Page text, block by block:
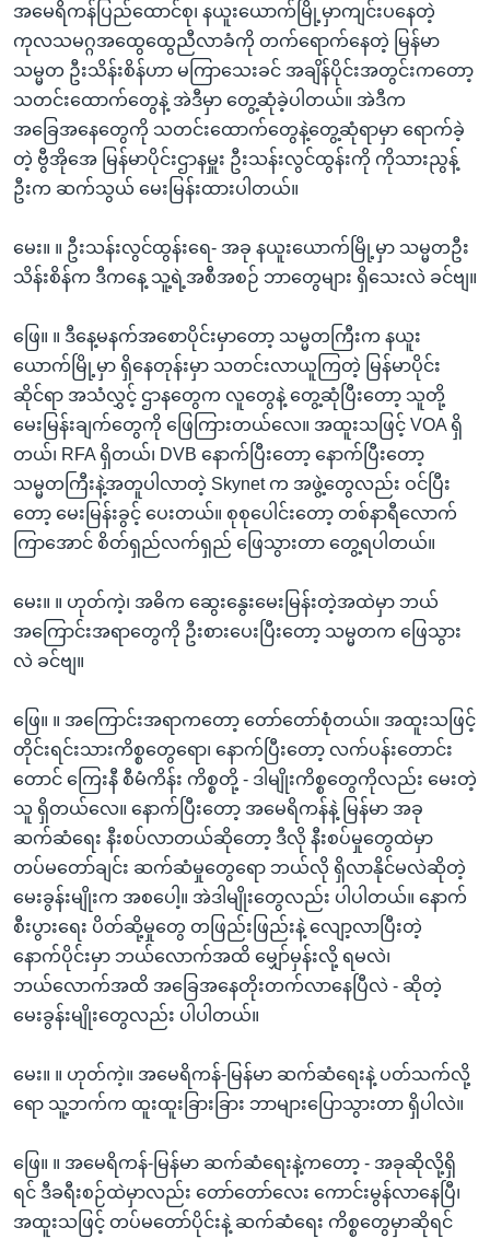
ရန်
နေရာ
သို့
ကျော်
ရန်
အမေရိကန်ပြည်ထောင်စု၊ နယူးယောက်မြို့မှာကျင်းပနေတဲ့
ကုလသမဂ္ဂအထွေထွေညီလာခံကို တက်ရောက်နေတဲ့ မြန်မာ
သမ္မတ ဦးသိန်းစိန်ဟာ မကြာသေးခင် အချိန်ပိုင်းအတွင်းကတော့
သတင်းထောက်တွေနဲ့ အဲဒီမှာ တွေ့ဆုံခဲ့ပါတယ်။ အဲဒီက
အခြေအနေတွေကို သတင်းထောက်တွေနဲ့တွေ့ဆုံရာမှာ ရောက်ခဲ့
တဲ့ ဗွီအိုအေ မြန်မာပိုင်းဌာနမှူး ဦးသန်းလွင်ထွန်းကို ကိုသားညွန့်
ဦးက ဆက်သွယ် မေးမြန်းထားပါတယ်။
မေး။ ။ ဦးသန်းလွင်ထွန်းရေ- အခု နယူးယောက်မြို့မှာ သမ္မတဦး
သိန်းစိန်က ဒီကနေ့ သူ့ရဲ့အစီအစဉ် ဘာတွေများ ရှိသေးလဲ ခင်ဗျ။
ဖြေ။ ။ ဒီနေ့မနက်အစောပိုင်းမှာတော့ သမ္မတကြီးက နယူး
ယောက်မြို့မှာ ရှိနေတုန်းမှာ သတင်းလာယူကြတဲ့ မြန်မာပိုင်း
ဆိုင်ရာ အသံလွှင့် ဌာနတွေက လူတွေနဲ့ တွေ့ဆုံပြီးတော့ သူတို့
မေးမြန်းချက်တွေကို ဖြေကြားတယ်လေ။ အထူးသဖြင့် VOA ရှိ
တယ်၊ RFA ရှိတယ်၊ DVB နောက်ပြီးတော့ နောက်ပြီးတော့
သမ္မတကြီးနဲ့အတူပါလာတဲ့ Skynet က အဖွဲ့တွေလည်း ဝင်ပြီး
တော့ မေးမြန်းခွင့် ပေးတယ်။ စုစုပေါင်းတော့ တစ်နာရီလောက်
ကြာအောင် စိတ်ရှည်လက်ရှည် ဖြေသွားတာ တွေ့ရပါတယ်။
မေး။ ။ ဟုတ်ကဲ့၊ အဓိက ဆွေးနွေးမေးမြန်းတဲ့အထဲမှာ ဘယ်
အကြောင်းအရာတွေကို ဦးစားပေးပြီးတော့ သမ္မတက ဖြေသွား
လဲ ခင်ဗျ။
ဖြေ။ ။ အကြောင်းအရာကတော့ တော်တော်စုံတယ်။ အထူးသဖြင့်
တိုင်းရင်းသားကိစ္စတွေရော၊ နောက်ပြီးတော့ လက်ပန်းတောင်း
တောင် ကြေးနီ စီမံကိန်း ကိစ္စတို့ - ဒါမျိုးကိစ္စတွေကိုလည်း မေးတဲ့
သူ ရှိတယ်လေ။ နောက်ပြီးတော့ အမေရိကန်နဲ့ မြန်မာ အခု
ဆက်ဆံရေး နီးစပ်လာတယ်ဆိုတော့ ဒီလို နီးစပ်မှုတွေထဲမှာ
တပ်မတော်ချင်း ဆက်ဆံမှုတွေရော ဘယ်လို ရှိလာနိုင်မလဲဆိုတဲ့
မေးခွန်းမျိုးက အစပေါ့။ အဲဒါမျိုးတွေလည်း ပါပါတယ်။ နောက်
စီးပွားရေး ပိတ်ဆို့မှုတွေ တဖြည်းဖြည်းနဲ့ လျော့လာပြီးတဲ့
နောက်ပိုင်းမှာ ဘယ်လောက်အထိ မျှော်မှန်းလို့ ရမလဲ၊
ဘယ်လောက်အထိ အခြေအနေတိုးတက်လာနေပြီလဲ - ဆိုတဲ့
မေးခွန်းမျိုးတွေလည်း ပါပါတယ်။
မေး။ ။ ဟုတ်ကဲ့။ အမေရိကန်-မြန်မာ ဆက်ဆံရေးနဲ့ ပတ်သက်လို့
ရော သူ့ဘက်က ထူးထူးခြားခြား ဘာများပြောသွားတာ ရှိပါလဲ။
ဖြေ။ ။ အမေရိကန်-မြန်မာ ဆက်ဆံရေးနဲ့ကတော့ - အခုဆိုလို့ရှိ
ရင် ဒီခရီးစဉ်ထဲမှာလည်း တော်တော်လေး ကောင်းမွန်လာနေပြီ၊
အထူးသဖြင့် တပ်မတော်ပိုင်းနဲ့ ဆက်ဆံရေး ကိစ္စတွေမှာဆိုရင်